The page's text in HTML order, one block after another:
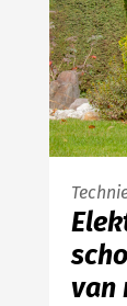
van